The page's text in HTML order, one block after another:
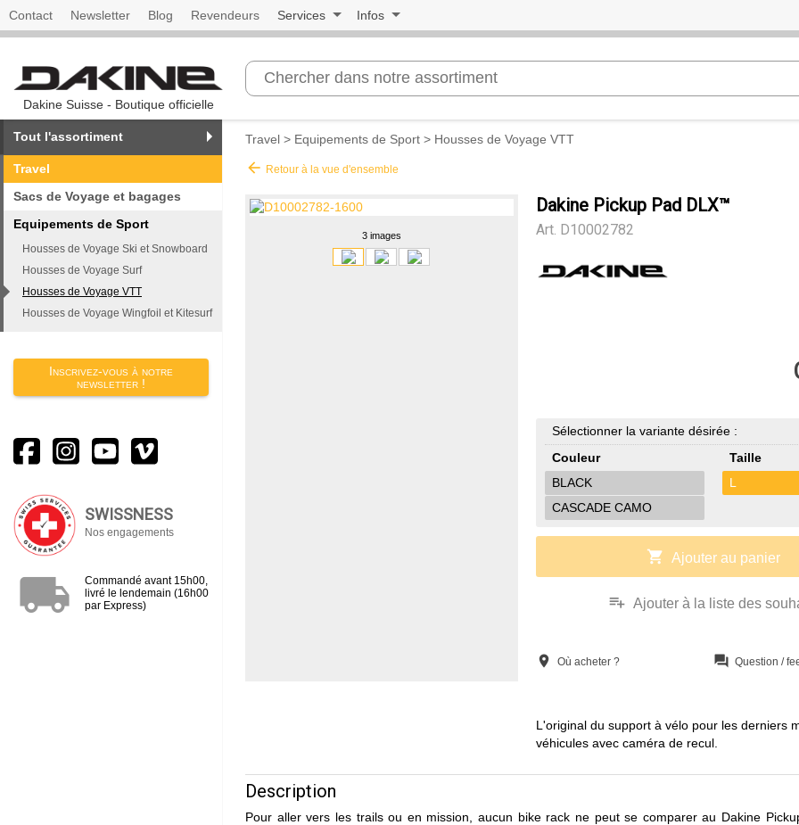
Contact Newsletter Blog Revendeurs Services Infos
Dakine Suisse - Boutique officielle
Tout l'assortiment
Travel
Sacs de Voyage et bagages
Equipements de Sport
Housses de Voyage Ski et Snowboard
Housses de Voyage Surf
Housses de Voyage VTT
Housses de Voyage Wingfoil et Kitesurf
Inscrivez-vous à notre
newsletter !
SWISSNESS
Nos engagements
local_shipping
Commandé avant 15h00,
livré le lendemain (16h00
par Express)
Travel > Equipements de Sport > Housses de Voyage VTT
arrow_back Retour à la vue d'ensemble
3 images
Dakine Pickup Pad DLX™
Art. D10002782
Sélectionner la variante désirée :
Couleur
BLACK
CASCADE CAMO
Taille
L
shopping_cart Ajouter au panier
playlist_add Ajouter à la liste des
location_on Où acheter ? question_answer Question /
L'original du support à vélo pour les derniers
véhicules avec caméra de recul.
Description
Pour aller vers les trails ou en mission, aucun bike rack ne peut se comparer au Dakine